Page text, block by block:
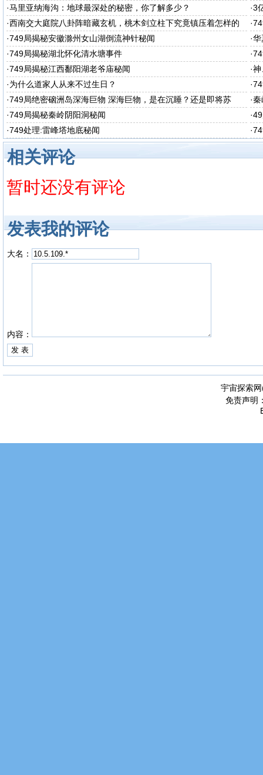
·马里亚纳海沟：地球最深处的秘密，你了解多少？ ·3
·西南交大庭院八卦阵暗藏玄机，桃木剑立柱下究竟镇压着怎样的
秘密呢
·
·749局揭秘安徽滁州女山湖倒流神针秘闻 ·华
·749局揭秘湖北怀化清水塘事件 ·
·749局揭秘江西鄱阳湖老爷庙秘闻 ·神
·为什么道家人从来不过生日？ ·
·749局绝密硇洲岛深海巨物 深海巨物，是在沉睡？还是即将苏
醒？
·秦
·749局揭秘秦岭阴阳洞秘闻 ·
·749处理:雷峰塔地底秘闻 ·
相关评论
暂时还没有评论
发表我的评论
大名：
内容：
宇宙探索
免责声明